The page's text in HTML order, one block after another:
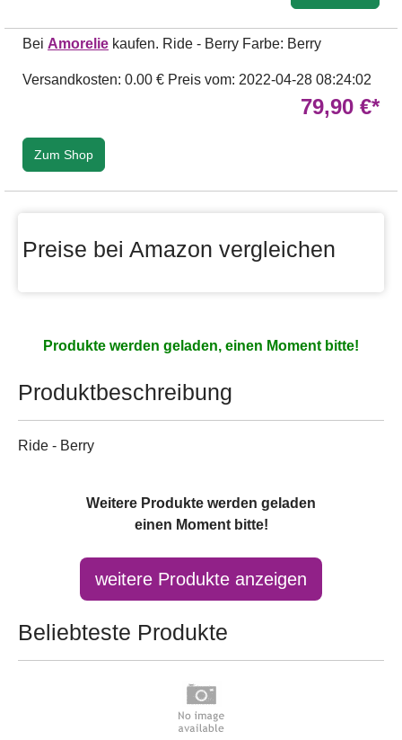
Bei Amorelie kaufen. Ride - Berry Farbe: Berry
Versandkosten: 0.00 € Preis vom: 2022-04-28 08:24:02
79,90 €*
Zum Shop
Preise bei Amazon vergleichen
Produkte werden geladen, einen Moment bitte!
Produktbeschreibung
Ride - Berry
Weitere Produkte werden geladen
einen Moment bitte!
Beliebteste Produkte